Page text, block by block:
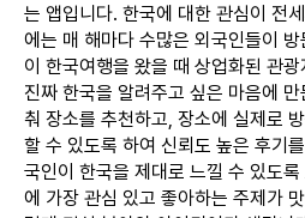
는 앱입니다. 한국에 대한 관심이 전
에는 매 해마다 수많은 외국인들이
이 한국여행을 왔을 때 상업화된 관
진짜 한국을 알려주고 싶은 마음에
춰 장소를 추천하고, 장소에 실제로
할 수 있도록 하여 신뢰도 높은 후기
국인이 한국을 제대로 느낄 수 있도
에 가장 관심 있고 좋아하는 주제가